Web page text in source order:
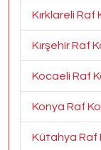
Kırklareli Raf
Kırşehir Raf
Kocaeli Raf
Konya Raf
Kütahya Raf